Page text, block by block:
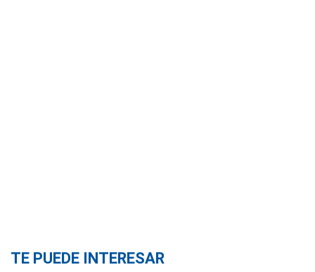
TE PUEDE INTERESAR